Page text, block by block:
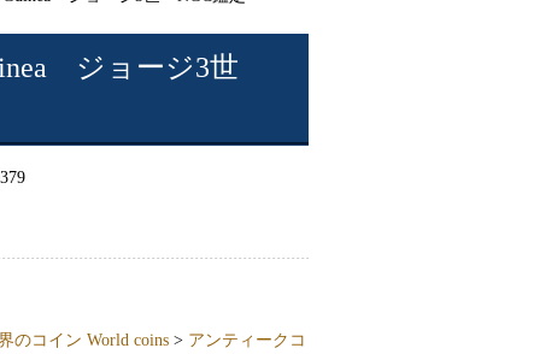
ジョージ3世
のコイン World coins> アンティークコ